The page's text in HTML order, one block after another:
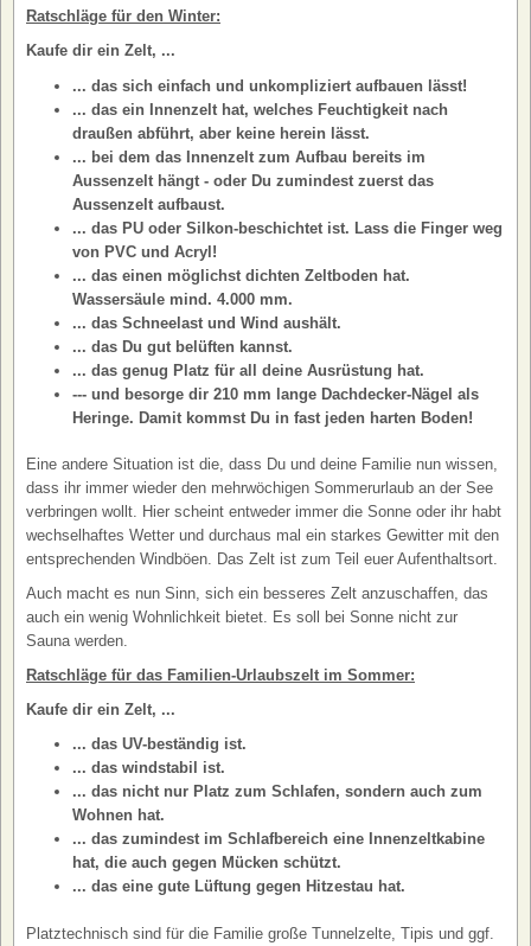
Ratschläge für den Winter:
Kaufe dir ein Zelt, ...
... das sich einfach und unkompliziert aufbauen lässt!
... das ein Innenzelt hat, welches Feuchtigkeit nach
draußen abführt, aber keine herein lässt.
... bei dem das Innenzelt zum Aufbau bereits im
Aussenzelt hängt - oder Du zumindest zuerst das
Aussenzelt aufbaust.
... das PU oder Silkon-beschichtet ist. Lass die Finger weg
von PVC und Acryl!
... das einen möglichst dichten Zeltboden hat.
Wassersäule mind. 4.000 mm.
... das Schneelast und Wind aushält.
... das Du gut belüften kannst.
... das genug Platz für all deine Ausrüstung hat.
--- und besorge dir 210 mm lange Dachdecker-Nägel als
Heringe. Damit kommst Du in fast jeden harten Boden!
Eine andere Situation ist die, dass Du und deine Familie nun wissen,
dass ihr immer wieder den mehrwöchigen Sommerurlaub an der See
verbringen wollt. Hier scheint entweder immer die Sonne oder ihr habt
wechselhaftes Wetter und durchaus mal ein starkes Gewitter mit den
entsprechenden Windböen. Das Zelt ist zum Teil euer Aufenthaltsort.
Auch macht es nun Sinn, sich ein besseres Zelt anzuschaffen, das
auch ein wenig Wohnlichkeit bietet. Es soll bei Sonne nicht zur
Sauna werden.
Ratschläge für das Familien-Urlaubszelt im Sommer:
Kaufe dir ein Zelt, ...
... das UV-beständig ist.
... das windstabil ist.
... das nicht nur Platz zum Schlafen, sondern auch zum
Wohnen hat.
... das zumindest im Schlafbereich eine Innenzeltkabine
hat, die auch gegen Mücken schützt.
... das eine gute Lüftung gegen Hitzestau hat.
Platztechnisch sind für die Familie große Tunnelzelte, Tipis und ggf.